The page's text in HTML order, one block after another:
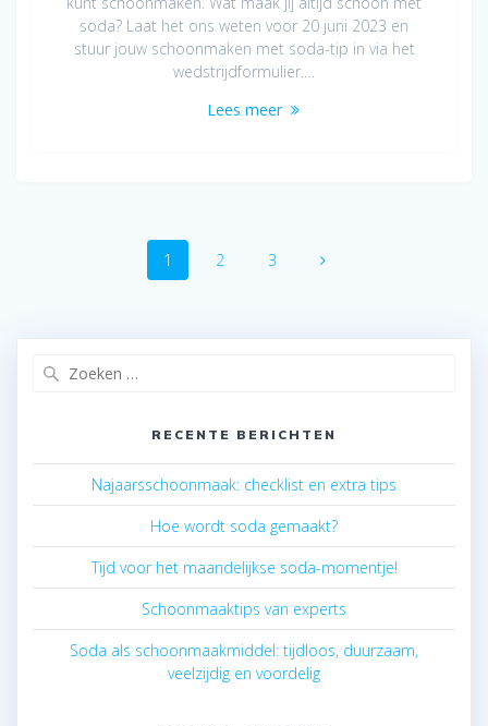
soda? Laat het ons weten voor 20 juni 2023 en
stuur jouw schoonmaken met soda-tip in via het
wedstrijdformulier.…
Lees meer
Berichten
navigatiePagina
1 Pagina
2 Pagina
3
RECENTE BERICHTEN
Najaarsschoonmaak: checklist en extra tips
Hoe wordt soda gemaakt?
Tijd voor het maandelijkse soda-momentje!
Schoonmaaktips van experts
Soda als schoonmaakmiddel: tijdloos, duurzaam,
veelzijdig en voordelig